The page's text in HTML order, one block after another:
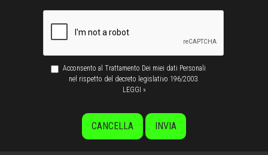
Acconsento al Trattamento Dei miei dati Personali
nel rispetto del decreto legislativo 196/2003.
LEGGI »